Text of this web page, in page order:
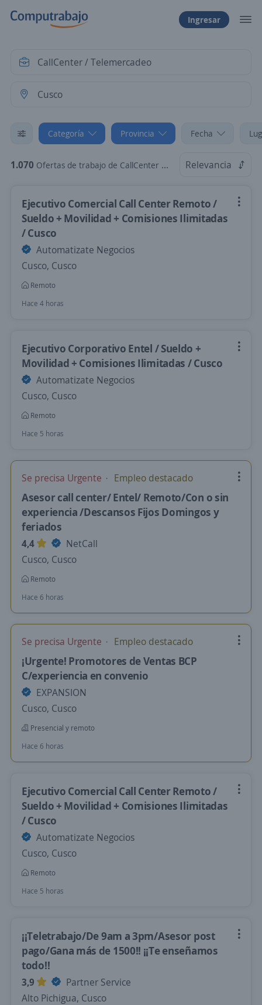
Ingresar
Categoría Provincia Fecha
1.070 Ofertas de trabajo de CallCenter / Telemercadeo en Cusco Relevancia
Ejecutivo Comercial Call Center Remoto /
Sueldo + Movilidad + Comisiones Ilimitadas
/ Cusco
Automatizate Negocios
Cusco, Cusco
Remoto
Hace 4 horas
Ejecutivo Corporativo Entel / Sueldo +
Movilidad + Comisiones Ilimitadas / Cusco
Automatizate Negocios
Cusco, Cusco
Remoto
Hace 5 horas
Se precisa Urgente Empleo destacado
Asesor call center/ Entel/ Remoto/Con o sin
experiencia /Descansos Fijos Domingos y
feriados
4,4
NetCall
Cusco, Cusco
Remoto
Hace 6 horas
Se precisa Urgente Empleo destacado
¡Urgente! Promotores de Ventas BCP
C/experiencia en convenio
EXPANSION
Cusco, Cusco
Presencial y remoto
Hace 6 horas
Ejecutivo Comercial Call Center Remoto /
Sueldo + Movilidad + Comisiones Ilimitadas
/ Cusco
Automatizate Negocios
Cusco, Cusco
Remoto
Hace 5 horas
¡¡Teletrabajo/De 9am a 3pm/Asesor post
pago/Gana más de 1500!! ¡¡Te enseñamos
todo!!
3,9
Partner Service
Alto Pichigua, Cusco